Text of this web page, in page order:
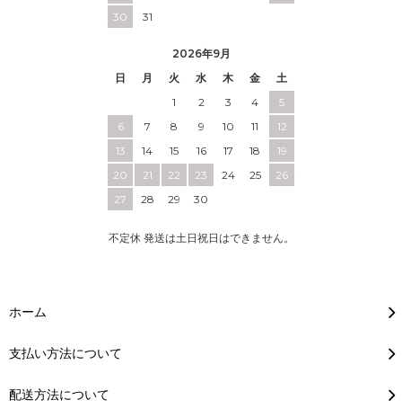
30
31
2026年9月
日
月 火 水 木 金
土
1
2 3 4
5
6
7 8 9 10 11
12
13
14 15 16 17 18
19
20
21 22 23 24 25
26
27
28 29 30
不定休 発送は土日祝日はできません。
ホーム
支払い方法について
配送方法について